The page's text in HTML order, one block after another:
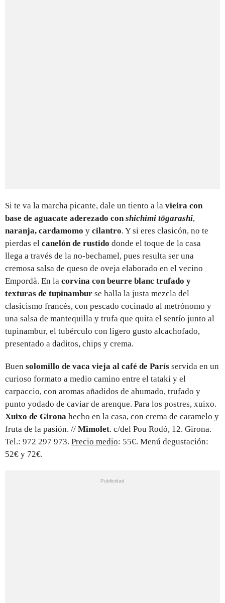
Si te va la marcha picante, dale un tiento a la vieira con
base de aguacate aderezado con shichimi tōgarashi,
naranja, cardamomo y cilantro. Y si eres clasicón, no te
pierdas el canelón de rustido donde el toque de la casa
llega a través de la no-bechamel, pues resulta ser una
cremosa salsa de queso de oveja elaborado en el vecino
Empordà. En la corvina con beurre blanc trufado y
texturas de tupinambur se halla la justa mezcla del
clasicismo francés, con pescado cocinado al metrónomo y
una salsa de mantequilla y trufa que quita el sentío junto al
tupinambur, el tubérculo con ligero gusto alcachofado,
presentado a daditos, chips y crema.
Buen solomillo de vaca vieja al café de París servida en un
curioso formato a medio camino entre el tataki y el
carpaccio, con aromas añadidos de ahumado, trufado y
punto yodado de caviar de arenque. Para los postres, xuixo.
Xuixo de Girona hecho en la casa, con crema de caramelo y
fruta de la pasión. // Mimolet. c/del Pou Rodó, 12. Girona.
Tel.: 972 297 973. Precio medio: 55€. Menú degustación:
52€ y 72€.